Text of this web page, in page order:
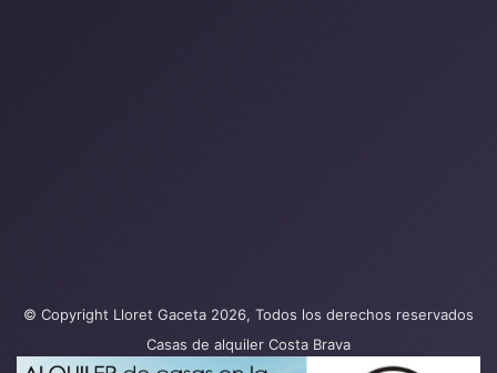
© Copyright Lloret Gaceta 2026, Todos los derechos reservados
Casas de alquiler Costa Brava